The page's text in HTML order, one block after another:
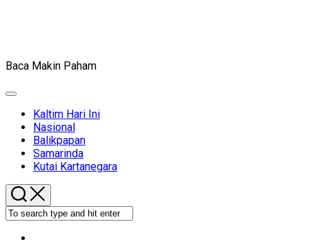
Baca Makin Paham
Expand
Kaltim Hari Ini
Nasional
Balikpapan
Samarinda
Kutai Kartanegara